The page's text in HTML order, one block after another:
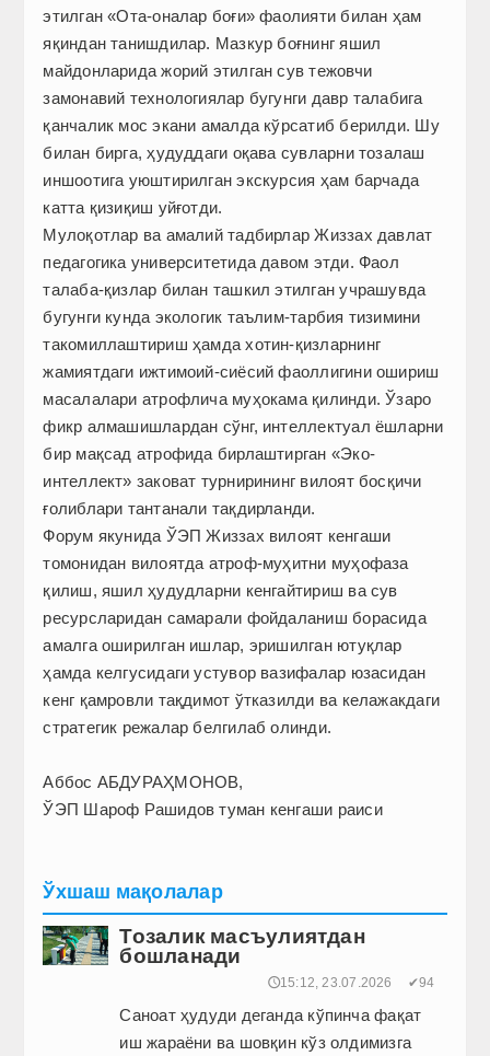
этилган «Ота-оналар боғи» фаолияти билан ҳам
яқиндан танишдилар. Мазкур боғнинг яшил
майдонларида жорий этилган сув тежовчи
замонавий технологиялар бугунги давр талабига
қанчалик мос экани амалда кўрсатиб берилди. Шу
билан бирга, ҳудуддаги оқава сувларни тозалаш
иншоотига уюштирилган экскурсия ҳам барчада
катта қизиқиш уйғотди.
Мулоқотлар ва амалий тадбирлар Жиззах давлат
педагогика университетида давом этди. Фаол
талаба-қизлар билан ташкил этилган учрашувда
бугунги кунда экологик таълим-тарбия тизимини
такомиллаштириш ҳамда хотин-қизларнинг
жамиятдаги ижтимоий-сиёсий фаоллигини ошириш
масалалари атрофлича муҳокама қилинди. Ўзаро
фикр алмашишлардан сўнг, интеллектуал ёшларни
бир мақсад атрофида бирлаштирган «Эко-
интеллект» заковат турнирининг вилоят босқичи
ғолиблари тантанали тақдирланди.
Форум якунида ЎЭП Жиззах вилоят кенгаши
томонидан вилоятда атроф-муҳитни муҳофаза
қилиш, яшил ҳудудларни кенгайтириш ва сув
ресурсларидан самарали фойдаланиш борасида
амалга оширилган ишлар, эришилган ютуқлар
ҳамда келгусидаги устувор вазифалар юзасидан
кенг қамровли тақдимот ўтказилди ва келажакдаги
стратегик режалар белгилаб олинди.
Аббос АБДУРАҲМОНОВ,
ЎЭП Шароф Рашидов туман кенгаши раиси
Ўхшаш мақолалар
Тозалик масъулиятдан
бошланади
🕔15:12, 23.07.2026 ✔94
Саноат ҳудуди деганда кўпинча фақат
иш жараёни ва шовқин кўз олдимизга